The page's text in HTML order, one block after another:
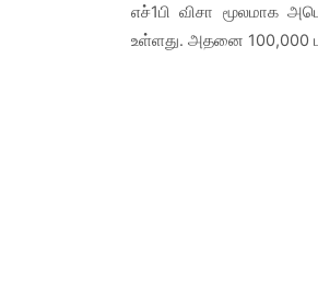
எச்1பி விசா மூலமாக
உள்ளது. அதனை 100,000